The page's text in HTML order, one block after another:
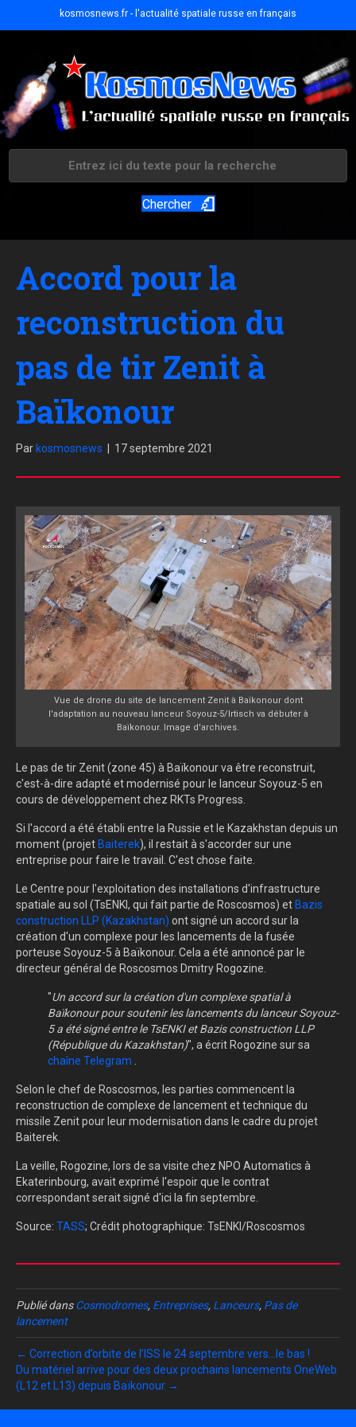
kosmosnews.fr - l'actualité spatiale russe en français
Chercher
Accord pour la
reconstruction du
pas de tir Zenit à
Baïkonour
Par kosmosnews 17 septembre 2021
Vue de drone du site de lancement Zenit à Baïkonour dont
l'adaptation au nouveau lanceur Soyouz-5/Irtisch va débuter à
Baïkonour. Image d'archives.
Le pas de tir Zenit (zone 45) à Baïkonour va être reconstruit,
c'est-à-dire adapté et modernisé pour le lanceur Soyouz-5 en
cours de développement chez RKTs Progress.
Si l'accord a été établi entre la Russie et le Kazakhstan depuis un
moment (projet Baiterek), il restait à s'accorder sur une
entreprise pour faire le travail. C'est chose faite.
Le Centre pour l'exploitation des installations d'infrastructure
spatiale au sol (TsENKI, qui fait partie de Roscosmos) et Bazis
construction LLP (Kazakhstan) ont signé un accord sur la
création d'un complexe pour les lancements de la fusée
porteuse Soyouz-5 à Baïkonour. Cela a été annoncé par le
directeur général de Roscosmos Dmitry Rogozine.
"Un accord sur la création d'un complexe spatial à
Baïkonour pour soutenir les lancements du lanceur Soyouz-
5 a été signé entre le TsENKI et Bazis construction LLP
(République du Kazakhstan)", a écrit Rogozine sur sa
chaîne Telegram
Selon le chef de Roscosmos, les parties commencent la
reconstruction de complexe de lancement et technique du
missile Zenit pour leur modernisation dans le cadre du projet
Baiterek.
La veille, Rogozine, lors de sa visite chez NPO Automatics à
Ekaterinbourg, avait exprimé l'espoir que le contrat
correspondant serait signé d'ici la fin septembre.
Source: TASS; Crédit photographique: TsENKI/Roscosmos
Publié dansCosmodromes, Entreprises, Lanceurs, Pas de
lancement
← Correction d’orbite de l’ISS le 24 septembre vers…le bas !
Du matériel arrive pour des deux prochains lancements OneWeb
(L12 et L13) depuis Baïkonour →